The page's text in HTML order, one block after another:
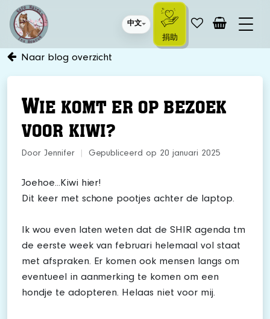
中文
捐助
Naar blog overzicht
WIE KOMT ER OP BEZOEK
VOOR KIWI?
Door Jennifer Gepubliceerd op 20 januari 2025
Joehoe...Kiwi hier!
Dit keer met schone pootjes achter de laptop.
Ik wou even laten weten dat de SHIR agenda tm
de eerste week van februari helemaal vol staat
met afspraken. Er komen ook mensen langs om
eventueel in aanmerking te komen om een
hondje te adopteren. Helaas niet voor mij.